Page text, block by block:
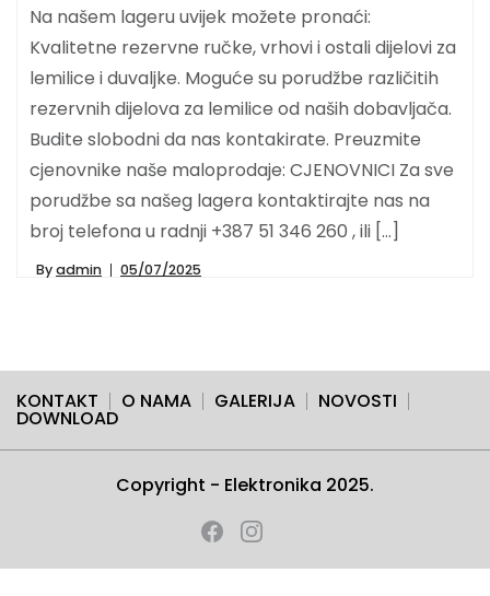
Na našem lageru uvijek možete pronaći:
Kvalitetne rezervne ručke, vrhovi i ostali dijelovi za
lemilice i duvaljke. Moguće su porudžbe različitih
rezervnih dijelova za lemilice od naših dobavljača.
Budite slobodni da nas kontakirate. Preuzmite
cjenovnike naše maloprodaje: CJENOVNICI Za sve
porudžbe sa našeg lagera kontaktirajte nas na
broj telefona u radnji +387 51 346 260 , ili […]
Byadmin 05/07/2025
KONTAKT O NAMA GALERIJA NOVOSTI
DOWNLOAD
Copyright - Elektronika 2025.